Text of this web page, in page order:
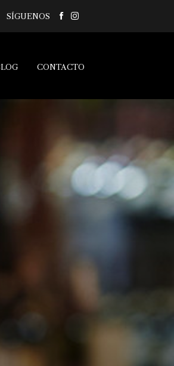
SÍGUENOS
CONTACTO